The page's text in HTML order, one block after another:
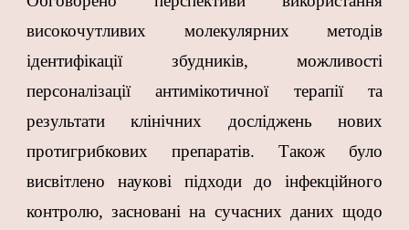
високочутливих молекулярних методів
ідентифікації збудників, можливості
персоналізації антимікотичної терапії та
результати клінічних досліджень нових
протигрибкових препаратів. Також було
висвітлено наукові підходи до інфекційного
контролю, засновані на сучасних даних щодо